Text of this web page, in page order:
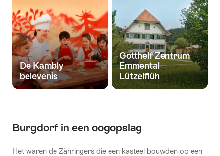
De Kambly
belevenis
Gotthelf Zentrum
Emmental
Lützelflüh
Burgdorf in een oogopslag
Het waren de Zähringers die een kasteel bouwden op een